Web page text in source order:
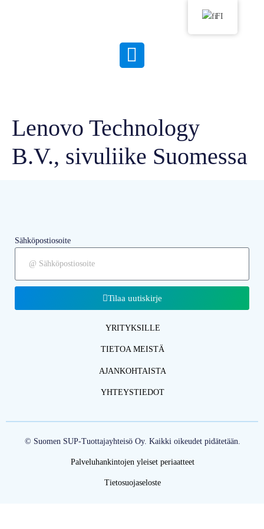
Lenovo Technology
B.V., sivuliike Suomessa
Sähköpostiosoite
Tilaa uutiskirje
YRITYKSILLE
TIETOA MEISTÄ
AJANKOHTAISTA
YHTEYSTIEDOT
© Suomen SUP-Tuottajayhteisö Oy. Kaikki oikeudet pidätetään.
Palveluhankintojen yleiset periaatteet
Tietosuojaseloste
FI